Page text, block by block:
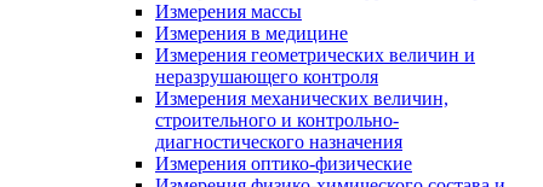
Измерения массы
Измерения в медицине
Измерения геометрических величин и
неразрушающего контроля
Измерения механических величин,
строительного и контрольно-
диагностического назначения
Измерения оптико-физические